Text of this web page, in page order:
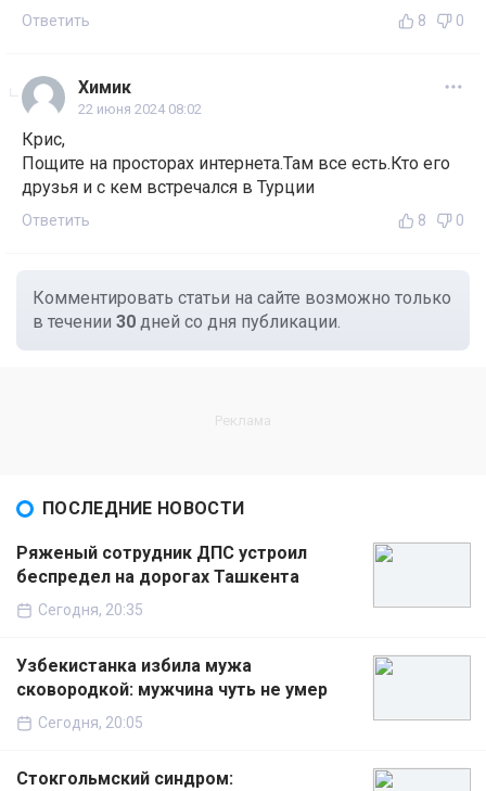
Ответить 8 0
Химик
22 июня 2024 08:02
Крис,
Пощите на просторах интернета.Там все есть.Кто его
друзья и с кем встречался в Турции
Ответить 8 0
Комментировать статьи на сайте возможно только
в течении 30 дней со дня публикации.
ПОСЛЕДНИЕ НОВОСТИ
Ряженый сотрудник ДПС устроил
беспредел на дорогах Ташкента
Сегодня, 20:35
Узбекистанка избила мужа
сковородкой: мужчина чуть не умер
Сегодня, 20:05
Стокгольмский синдром: